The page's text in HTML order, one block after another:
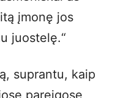
įmonę jos
juostelę.“
suprantu, kaip
pareigose,